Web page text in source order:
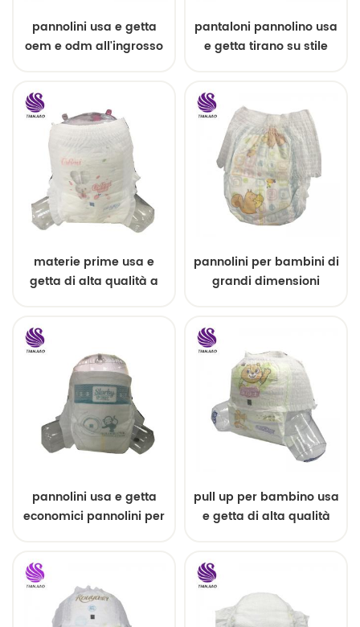
pannolini usa e getta
oem e odm all'ingrosso
pantaloni pannolino usa
e getta tirano su stile
materie prime usa e
getta di alta qualità a
pannolini per bambini di
grandi dimensioni
pannolini usa e getta
economici pannolini per
pull up per bambino usa
e getta di alta qualità